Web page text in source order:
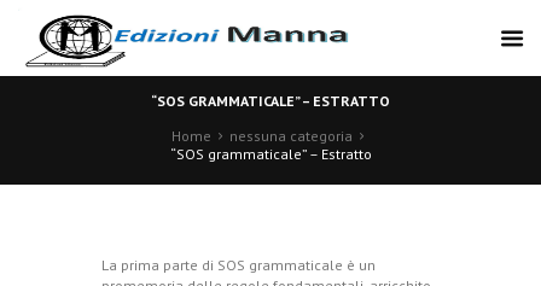
“SOS GRAMMATICALE” – ESTRATTO
Home
nessuna categoria
“SOS grammaticale” – Estratto
La prima parte di SOS grammaticale è un